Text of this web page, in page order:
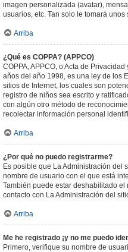
imagen personalizada (avatar),
usuarios, etc. Tan solo le tomará
Arriba
¿Qué es COPPA? (APPCO)
COPPA, APPCO, o Acta de
años del año 1998, es una ley de los
sitios de Internet, los cuales son
registro de niños sea escrito y
con algún otro método de
recolectar información personal
Arriba
¿Por qué no puedo registrarme?
Es posible que La Administración del
nombre de usuario con el que está
También puede estar deshabilitado
contacto con La Administración del
Arriba
Me he registrado ¡y no me puedo
Primero, verifique su nombre de